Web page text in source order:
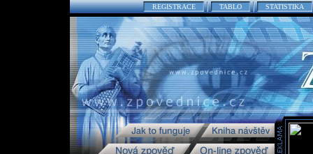
REGISTRACE TABLO STATISTIKA